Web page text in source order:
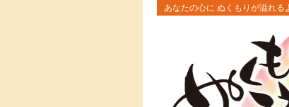
あなたの心に ぬくもりが溢れる